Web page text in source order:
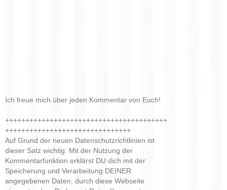
Ich freue mich über jeden Kommentar von Euch!
++++++++++++++++++++++++++++++++++++++++
+++++++++++++++++++++++++++++++
Auf Grund der neuen Datenschutzrichtlinien ist
dieser Satz wichtig: Mit der Nutzung der
Kommentarfunktion erklärst DU dich mit der
Speicherung und Verarbeitung DEINER
angegebenen Daten, durch diese Webseite